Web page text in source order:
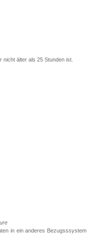
nicht älter als 25 Stunden ist.
in ein anderes Bezugsssystem